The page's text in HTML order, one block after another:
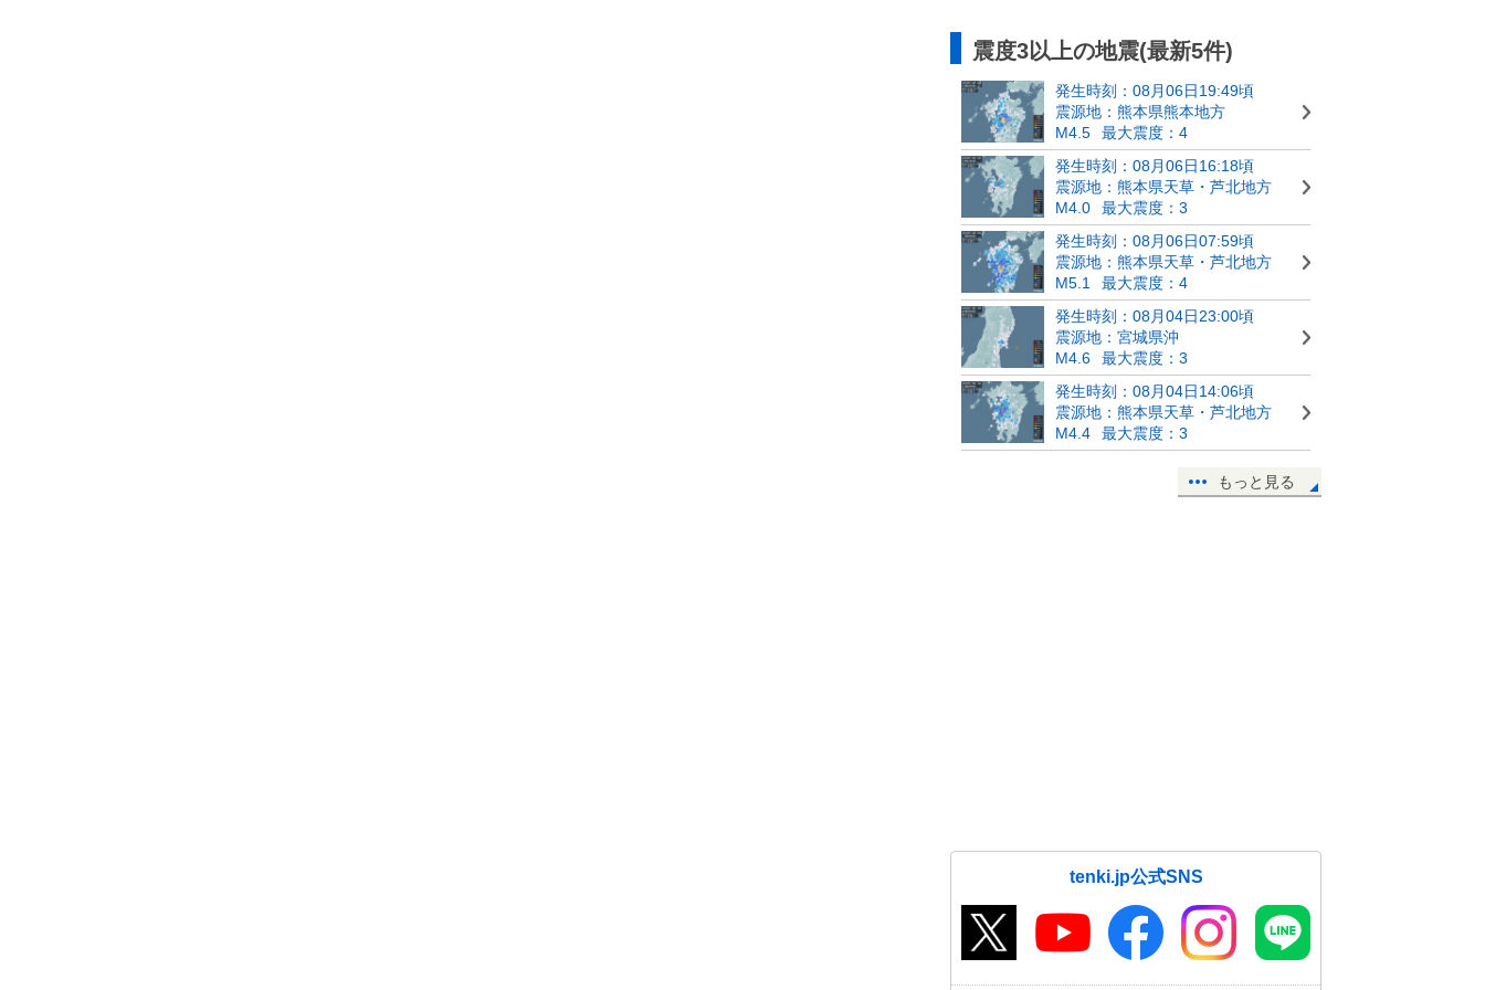
震度3以上の地震(最新5件)
発生時刻：08月06日19:49頃
震源地：熊本県熊本地方
M4.5
最大震度：4
発生時刻：08月06日16:18頃
震源地：熊本県天草・芦北地方
M4.0
最大震度：3
発生時刻：08月06日07:59頃
震源地：熊本県天草・芦北地方
M5.1
最大震度：4
発生時刻：08月04日23:00頃
震源地：宮城県沖
M4.6
最大震度：3
発生時刻：08月04日14:06頃
震源地：熊本県天草・芦北地方
M4.4
最大震度：3
もっと見る
tenki.jp公式SNS